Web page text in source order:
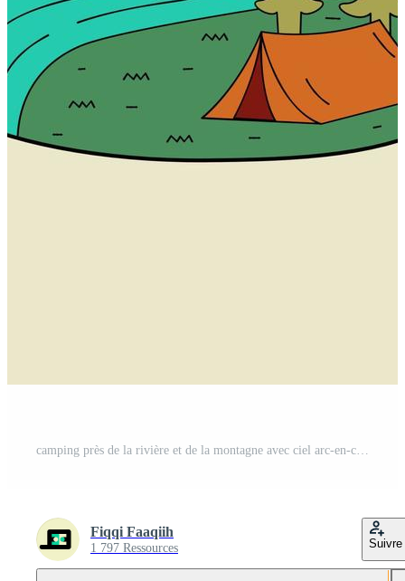
camping près de la rivière et de la montagne avec ciel arc-en-ciel, aventure sauvage ligne badge patch broche emblème illustration graphique vecteur art t-shirt design Vecteur Pro et SVG Pro
Fiqqi Faaqiih
1 797 Ressources Suivre